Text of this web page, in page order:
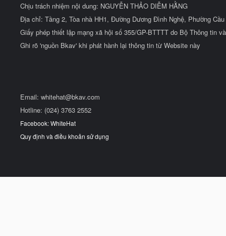
Chịu trách nhiệm nội dung: NGUYỄN THẢO DIỄM HẰNG
Địa chỉ: Tầng 2, Tòa nhà HH1, Đường Dương Đình Nghệ, Phường
Giấy phép thiết lập mạng xã hội số 355/GP-BTTTT do Bộ Thông tin
Ghi rõ 'nguồn Bkav' khi phát hành lại thông tin từ Website này
Email: whitehat@bkav.com
Hotline: (024) 3763 2552
Facebook: WhiteHat
Quy định và điều khoản sử dụng